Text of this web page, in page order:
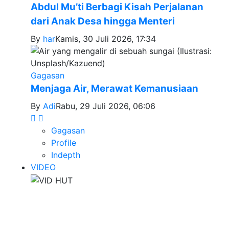
Abdul Mu’ti Berbagi Kisah Perjalanan
dari Anak Desa hingga Menteri
By harKamis, 30 Juli 2026, 17:34
Gagasan
Menjaga Air, Merawat Kemanusiaan
By AdiRabu, 29 Juli 2026, 06:06
Gagasan
Profile
Indepth
VIDEO